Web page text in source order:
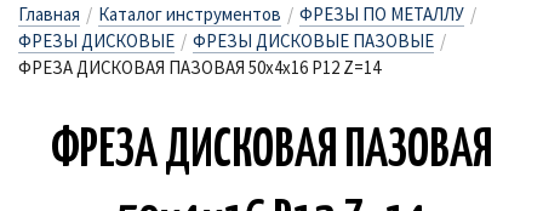
Главная / Каталог инструментов / ФРЕЗЫ ПО МЕТАЛЛУ /
ФРЕЗЫ ДИСКОВЫЕ / ФРЕЗЫ ДИСКОВЫЕ ПАЗОВЫЕ /
ФРЕЗА ДИСКОВАЯ ПАЗОВАЯ 50х4х16 Р12 Z=14
ФРЕ­ЗА ДИС­КО­ВАЯ ПА­ЗО­ВАЯ